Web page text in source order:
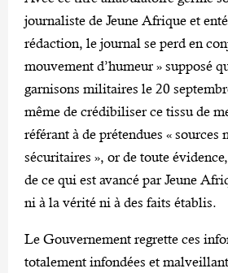
journaliste de Jeune Afrique et
rédaction, le journal se perd en
mouvement d’humeur » supposé
garnisons militaires le 20
même de crédibiliser ce tissu de
référant à de prétendues « sources
sécuritaires », or de toute
de ce qui est avancé par Jeune
ni à la vérité ni à des faits établis.
Le Gouvernement regrette ces
totalement infondées et